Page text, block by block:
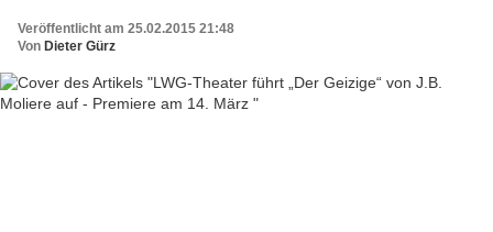
Veröffentlicht am 25.02.2015 21:48
Von Dieter Gürz